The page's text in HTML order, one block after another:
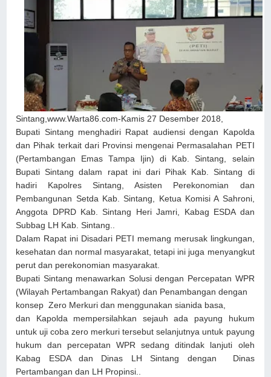
Sintang,www.Warta86.com-Kamis 27 Desember 2018,
Bupati Sintang menghadiri Rapat audiensi dengan Kapolda
dan Pihak terkait dari Provinsi mengenai Permasalahan PETI
(Pertambangan Emas Tampa Ijin) di Kab. Sintang, selain
Bupati Sintang dalam rapat ini dari Pihak Kab. Sintang di
hadiri Kapolres Sintang, Asisten Perekonomian dan
Pembangunan Setda Kab. Sintang, Ketua Komisi A Sahroni,
Anggota DPRD Kab. Sintang Heri Jamri, Kabag ESDA dan
Subbag LH Kab. Sintang..
Dalam Rapat ini Disadari PETI memang merusak lingkungan,
kesehatan dan normal masyarakat, tetapi ini juga menyangkut
perut dan perekonomian masyarakat.
Bupati Sintang menawarkan Solusi dengan Percepatan WPR
(Wilayah Pertambangan Rakyat) dan Penambangan dengan
konsep Zero Merkuri dan menggunakan sianida basa,
dan Kapolda mempersilahkan sejauh ada payung hukum
untuk uji coba zero merkuri tersebut selanjutnya untuk payung
hukum dan percepatan WPR sedang ditindak lanjuti oleh
Kabag ESDA dan Dinas LH Sintang dengan Dinas
Pertambangan dan LH Propinsi..